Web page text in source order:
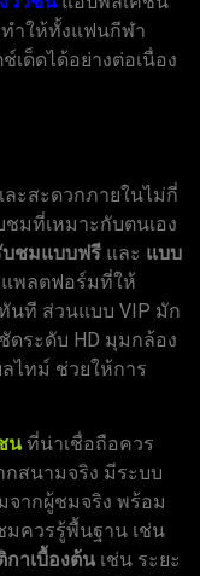
ทำให้ทั้งแฟนกีฬา
ด็ดได้อย่างต่อเนื่อง
ะสะดวกภายในไม่กี่
มที่เหมาะกับตนเอง
บชมแบบฟรี และ แบบ
แพลตฟอร์มที่ให้
นที ส่วนแบบ VIP มัก
ดระดับ HD มุมกล้อง
ไทม์ ช่วยให้การ
นที่น่าเชื่อถือควร
สนามจริง มีระบบ
ากผู้ชมจริง พร้อม
มควรรู้พื้นฐาน เช่น
กาเบื้องต้น เช่น ระยะ